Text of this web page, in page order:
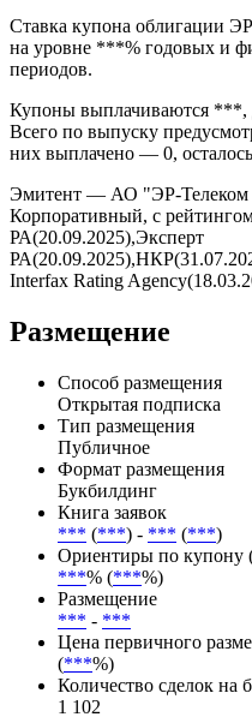
Ставка купона облигации
на уровне ***% годовых и
периодов.
Купоны выплачиваются
Всего по выпуску
них выплачено — 0,
Эмитент — АО "ЭР-Телеком
Корпоративный, с
РА(20.09.2025),Эксперт
Interfax Rating
Размещение
Способ размещения
Открытая подписка
Тип размещения
Публичное
Формат размещения
Букбилдинг
Книга заявок
*** (***) - *** (***)
Ориентиры по купону
***% (***%)
Размещение
*** - ***
Цена первичного
(***%)
Количество сделок на
1 102